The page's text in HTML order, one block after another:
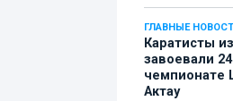
ГЛАВНЫЕ
Каратисты
завоевали
чемпионате
Актау